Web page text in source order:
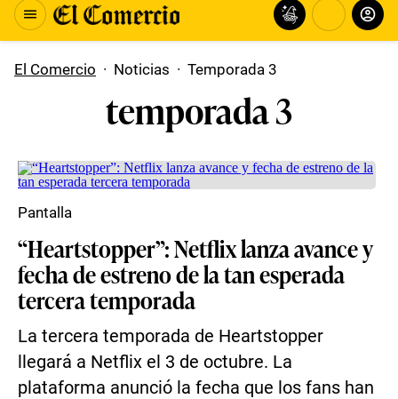
El Comercio · Noticias · Temporada 3
temporada 3
“Heartstopper”: Netflix lanza avance y
fecha de estreno de la tan esperada
tercera temporada
La tercera temporada de Heartstopper
llegará a Netflix el 3 de octubre. La
plataforma anunció la fecha que los fans han
Pantalla